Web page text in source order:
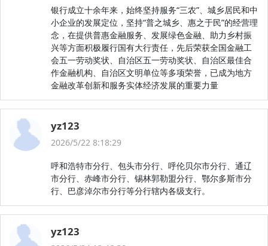
银行成立十余年来，始终坚持服务“三农”、城乡居民和中
小企业的发展定位，坚持“普之城乡、惠之于民”的经营理
念，在提供普惠金融服务、发展绿色金融、助力乡村振
兴等方面积极履行国有大行责任，先后荣获全国金融工
会五一劳动奖状、自治区五一劳动奖状、自治区最佳合
作金融机构、自治区文明单位等多项荣誉，已成为地方
金融改革创新和服务实体经济发展的重要力量
yz123
2026/5/22 8:18:29
呼和浩特市分行、包头市分行、呼伦贝尔市分行、通辽
市分行、赤峰市分行、锡林郭勒盟分行、鄂尔多斯市分
行、巴彦淖尔市分行等分行辖内各级支行。
yz123